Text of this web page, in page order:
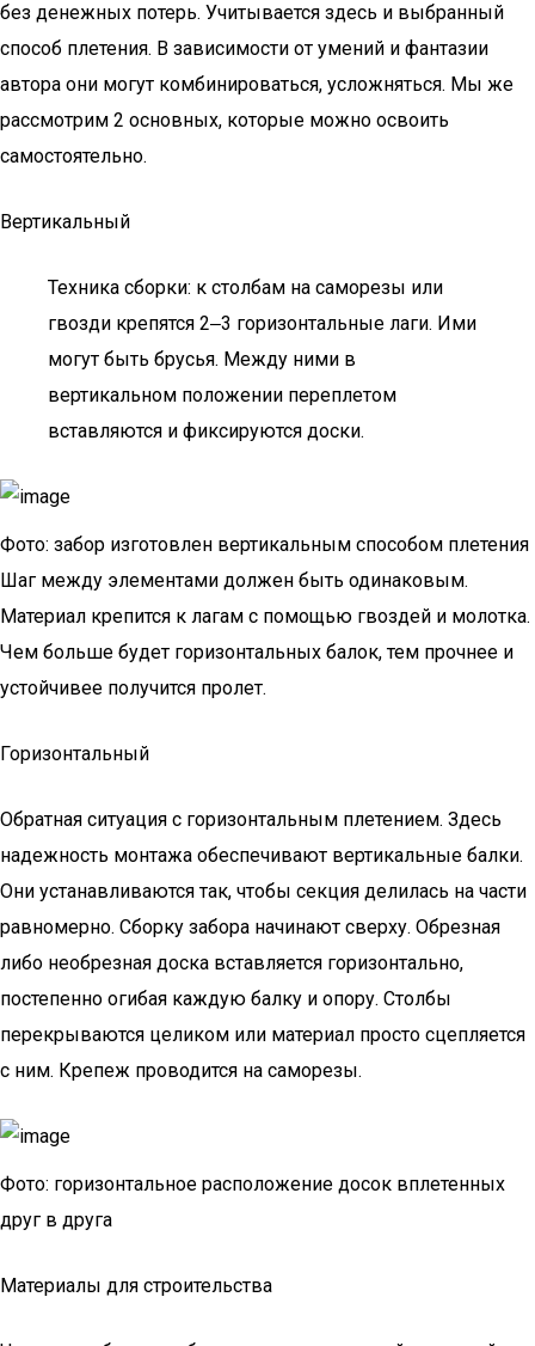
без денежных потерь. Учитывается здесь и выбранный
способ плетения. В зависимости от умений и фантазии
автора они могут комбинироваться, усложняться. Мы же
рассмотрим 2 основных, которые можно освоить
самостоятельно.
Вертикальный
Техника сборки: к столбам на саморезы или
гвозди крепятся 2‒3 горизонтальные лаги. Ими
могут быть брусья. Между ними в
вертикальном положении переплетом
вставляются и фиксируются доски.
Фото: забор изготовлен вертикальным способом плетения
Шаг между элементами должен быть одинаковым.
Материал крепится к лагам с помощью гвоздей и молотка.
Чем больше будет горизонтальных балок, тем прочнее и
устойчивее получится пролет.
Горизонтальный
Обратная ситуация с горизонтальным плетением. Здесь
надежность монтажа обеспечивают вертикальные балки.
Они устанавливаются так, чтобы секция делилась на части
равномерно. Сборку забора начинают сверху. Обрезная
либо необрезная доска вставляется горизонтально,
постепенно огибая каждую балку и опору. Столбы
перекрываются целиком или материал просто сцепляется
с ним. Крепеж проводится на саморезы.
Фото: горизонтальное расположение досок вплетенных
друг в друга
Материалы для строительства